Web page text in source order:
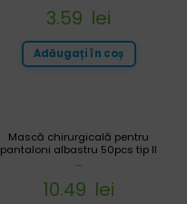
3.59 lei
Adăugați în coș
Mască chirurgicală pentru
pantaloni albastru 50pcs tip II
...
10.49 lei